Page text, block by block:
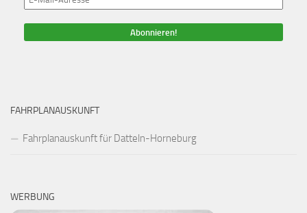
FAHRPLANAUSKUNFT
Fahrplanauskunft für Datteln-Horneburg
WERBUNG